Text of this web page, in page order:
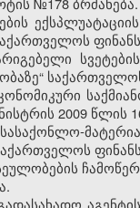
საქართველოს
2009 წლის